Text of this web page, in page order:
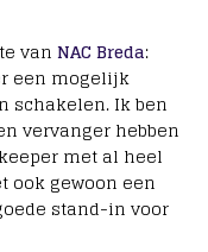
van NAC Breda:
een mogelijk
schakelen. Ik ben
vervanger hebben
met al heel
ook gewoon een
stand-in voor